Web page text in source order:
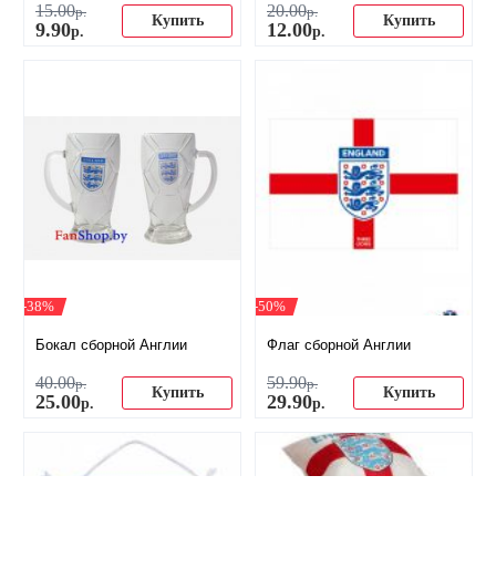
15.00р.
9.90р.
Купить
20.00р.
12.00р.
Купить
-38%
Бокал сборной Англии
40.00р.
25.00р.
Купить
-50%
Флаг сборной Англии
59.90р.
29.90р.
Купить